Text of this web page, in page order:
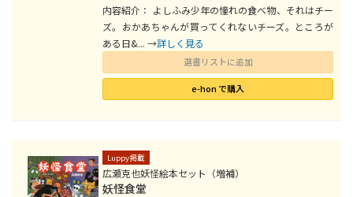
内容紹介： よしふみ少年の憧れの食べ物、それはチー
ズ。おかあちゃんが買ってくれないチーズ。ところが
ある日&... →詳しく見る
選書リストに追加
e-hon で購入
Luppy掲載
広瀬克也妖怪絵本セット（増補）
妖怪食堂